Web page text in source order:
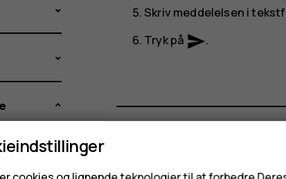
Skriv meddelelsen i
Tryk på send.